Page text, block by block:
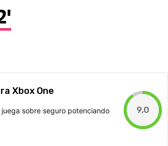
Xbox One
sobre seguro potenciando
9,0